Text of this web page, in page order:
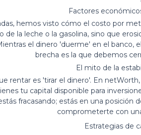
Factores
hemos visto cómo el costo por
de la leche o la gasolina, sino que
el dinero 'duerme' en el banco,
brecha es la que debemos
El mito de la
rentar es 'tirar el dinero'. En
tu capital disponible para
fracasando; estás en una
comprometerte con
Estrategias de